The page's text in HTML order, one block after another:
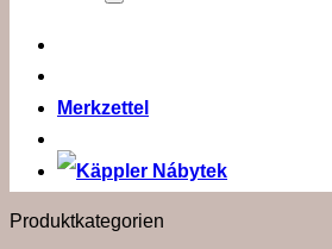
Merkzettel
Produktkategorien